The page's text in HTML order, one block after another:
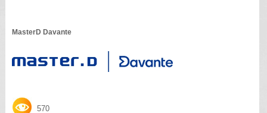
MasterD Davante
570